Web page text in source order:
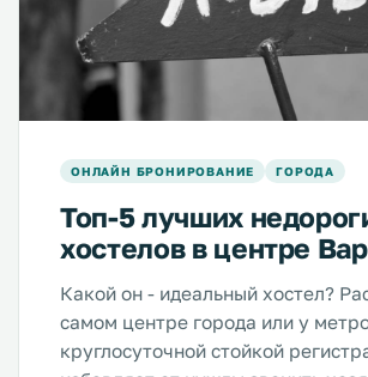
ОНЛАЙН БРОНИРОВАНИЕ ГОРОДА
Топ-5 лучших
хостелов в центре
Какой он - идеальный хостел?
самом центре города или у
круглосуточной стойкой